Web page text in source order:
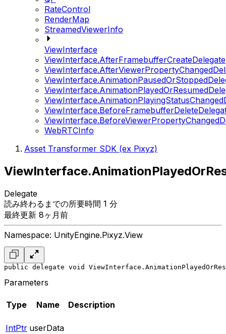
RateControl
RenderMap
StreamedViewerInfo
ViewInterface
ViewInterface.AfterFramebufferCreateDelegate
WebRTCInfo
Asset Transformer SDK (ex Pixyz)
Delegate
読み終わるまでの所要時間 1 分
最終更新 8ヶ月前
Namespace: UnityEngine.Pixyz.View
public delegate void
Parameters
Type Name Description
IntPtr userData